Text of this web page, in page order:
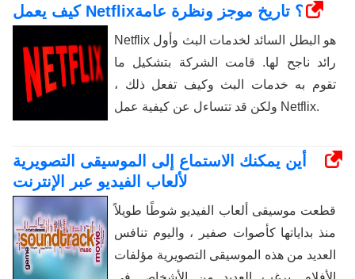
كيف يعمل Netflix؟ تاريخ موجز ونظرة عامة
Netflix هو البطل السائد لخدمات البث وأول
رائد ناجح لها. قامت الشركة بتشكيل ما
تقوم به خدمات البث وكيف تفعل ذلك ،
ولكن قد تتساءل عن كيفية عمل Netflix.
أين يمكنك الاستماع إلى الموسيقى التصويرية
لألعاب الفيديو عبر الإنترنت
قطعت موسيقى ألعاب الفيديو شوطًا طويلاً
منذ بداياتها كأصوات صفير ، واليوم تنافس
العديد من هذه الموسيقى التصويرية مؤلفات